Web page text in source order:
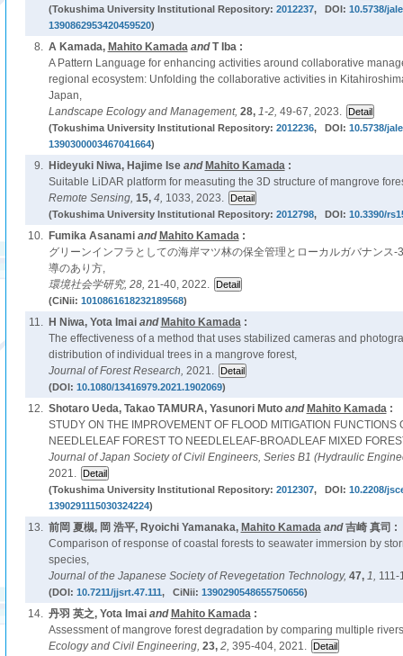
(Tokushima University Institutional Repository: 2012237, DOI: 10.5738/
1390862953420459520)
8. A Kamada, Mahito KamadaandT Iba :
A Pattern Language for enhancing activities around collaborative
regional ecosystem: Unfolding the collaborative activities in
Japan,
Landscape Ecology and Management, 28, 1-2, 49-67, 2023.
(Tokushima University Institutional Repository: 2012236, DOI: 10.5738/
1390300003467041664)
9. Hideyuki Niwa, Hajime Iseand Mahito Kamada:
Suitable LiDAR platform for measuting the 3D structure of mangrove
Remote Sensing, 15, 4, 1033, 2023.
(Tokushima University Institutional Repository: 2012798, DOI: 10.3390/
10. Fumika Asanamiand Mahito Kamada:
グリーンインフラとしての海岸マツ林の保全管理とローカルガバナンス
導のあり方,
環境社会学研究, 28, 21-40, 2022.
(CiNii: 1010861618232189568)
11. H Niwa, Yota Imaiand Mahito Kamada:
The effectiveness of a method that uses stabilized cameras and
distribution of individual trees in a mangrove forest,
Journal of Forest Research, 2021.
(DOI: 10.1080/13416979.2021.1902069)
12. Shotaro Ueda, Takao TAMURA, Yasunori Mutoand Mahito Kamada:
STUDY ON THE IMPROVEMENT OF FLOOD MITIGATION FUNCTIONS
NEEDLELEAF FOREST TO NEEDLELEAF-BROADLEAF MIXED
Journal of Japan Society of Civil Engineers, Series B1 (Hydraulic
2021.
(Tokushima University Institutional Repository: 2012307, DOI: 10.2208/
1390291115030324224)
13. 前岡 夏槻, 岡 浩平, Ryoichi Yamanaka, Mahito Kamadaand吉崎 真司 :
Comparison of response of coastal forests to seawater immersion by
species,
Journal of the Japanese Society of Revegetation Technology, 47, 1, 111-
(DOI: 10.7211/jjsrt.47.111, CiNii: 1390290548655750656)
14. 丹羽 英之, Yota Imaiand Mahito Kamada:
Assessment of mangrove forest degradation by comparing multiple
Ecology and Civil Engineering, 23, 2, 395-404, 2021.